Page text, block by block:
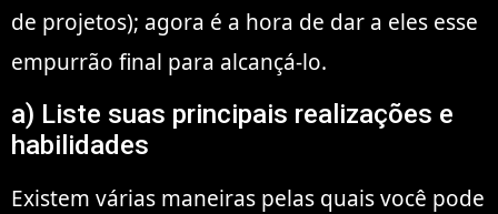
de projetos); agora é a hora de dar a eles esse
empurrão final para alcançá-lo.
a) Liste suas principais realizações e
habilidades
Existem várias maneiras pelas quais você pode